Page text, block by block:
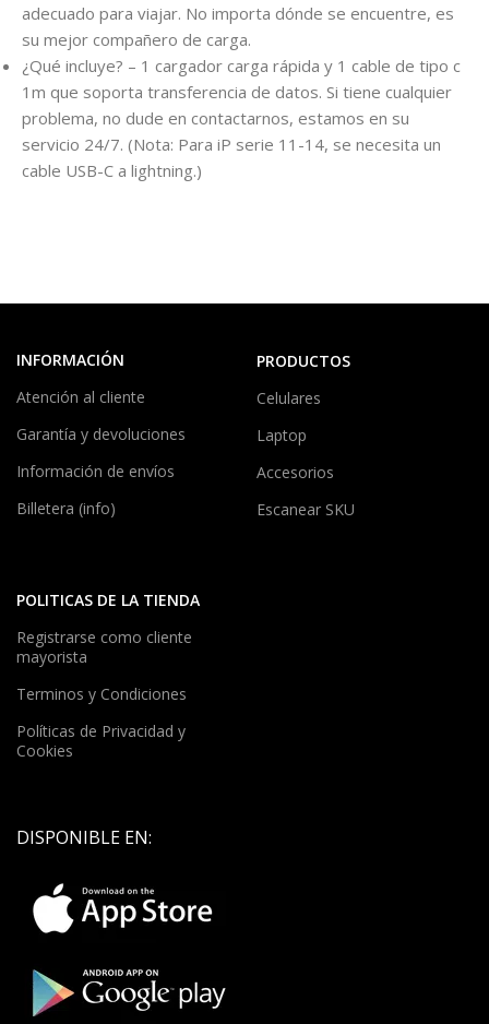
adecuado para viajar. No importa dónde se encuentre, es
su mejor compañero de carga.
¿Qué incluye? – 1 cargador carga rápida y 1 cable de tipo c
1m que soporta transferencia de datos. Si tiene cualquier
problema, no dude en contactarnos, estamos en su
servicio 24/7. (Nota: Para iP serie 11-14, se necesita un
cable USB-C a lightning.)
INFORMACIÓN
Atención al cliente
Garantía y devoluciones
Información de envíos
Billetera (info)
PRODUCTOS
Celulares
Laptop
Accesorios
Escanear SKU
POLITICAS DE LA TIENDA
Registrarse como cliente
mayorista
Terminos y Condiciones
Políticas de Privacidad y
Cookies
DISPONIBLE EN: